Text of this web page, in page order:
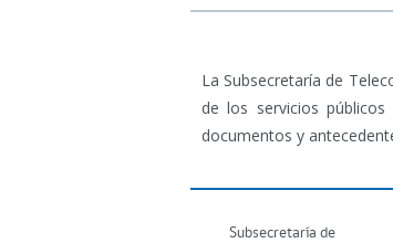
La Subsecretaría de
de los servicios
documentos y
Subsecretaría de